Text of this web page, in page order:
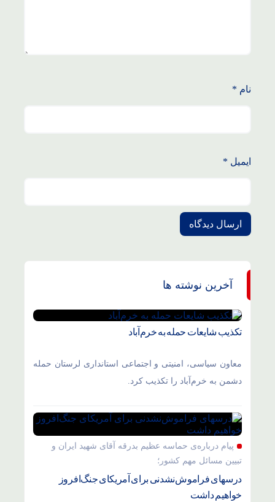
نام *
ایمیل *
آخرین نوشته ها
تکذیب شایعات حمله به خرم‌آباد
معاون سیاسی، امنیتی و اجتماعی استانداری لرستان حمله
دشمن به خرم‌آباد را تکذیب کرد.
پیام درباره‌ی حماسه عظیم بدرقه آقای شهید ایران و
تبیین مسائل مهم کشور؛
درسهای فراموش‌نشدنی برای آمریکای جنگ‌افروز
خواهیم داشت